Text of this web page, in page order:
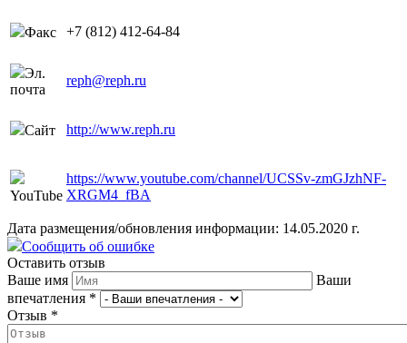
Факс +7 (812) 412-64-84
Эл.
почта
reph@reph.ru
Сайт http://www.reph.ru
YouTube
https://www.youtube.com/channel/UCSSv-zmGJzhNF-
XRGM4_fBA
Дата размещения/обновления информации: 14.05.2020 г.
Сообщить об ошибке
Оставить отзыв
Ваше имя
Ваши
впечатления *
Отзыв *